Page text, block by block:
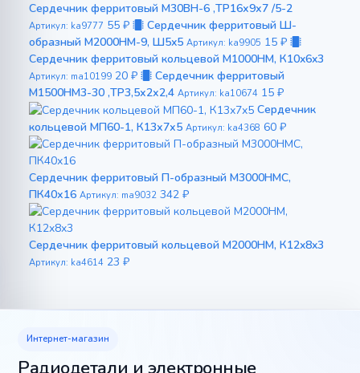
Сердечник ферритовый М30ВН-6 ,ТР16х9х7 /5-2
Артикул: ka9777 55 ₽
Сердечник ферритовый Ш-
образный М2000НМ-9, Ш5x5 Артикул: ka9905 15 ₽
Сердечник ферритовый кольцевой М1000НМ, К10x6x3
Артикул: ma10199 20 ₽
Сердечник ферритовый
М1500НМ3-30 ,ТР3,5х2х2,4 Артикул: ka10674 15 ₽
Сердечник
кольцевой МП60-1, К13х7х5 Артикул: ka4368 60 ₽
Сердечник ферритовый П-образный М3000НМС,
ПК40х16 Артикул: ma9032 342 ₽
Сердечник ферритовый кольцевой М2000НМ, К12x8x3
Артикул: ka4614 23 ₽
Интернет-магазин